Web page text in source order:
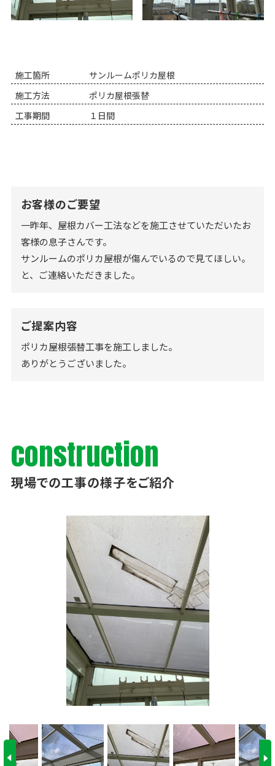
施工箇所
サンルームポリカ屋根
施工方法
ポリカ屋根張替
工事期間
１日間
お客様のご要望
一昨年、屋根カバー工法などを施工させていただいたお
客様の息子さんです。
サンルームのポリカ屋根が傷んでいるので見てほしい。
と、ご連絡いただきました。
ご提案内容
ポリカ屋根張替工事を施工しました。
ありがとうございました。
construction
現場での工事の様子をご紹介